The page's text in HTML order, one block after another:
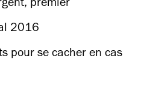
premier
2016
pour se cacher en cas